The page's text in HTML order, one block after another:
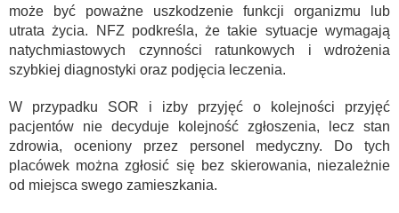
może być poważne uszkodzenie funkcji organizmu lub
utrata życia. NFZ podkreśla, że takie sytuacje wymagają
natychmiastowych czynności ratunkowych i wdrożenia
szybkiej diagnostyki oraz podjęcia leczenia.
W przypadku SOR i izby przyjęć o kolejności przyjęć
pacjentów nie decyduje kolejność zgłoszenia, lecz stan
zdrowia, oceniony przez personel medyczny. Do tych
placówek można zgłosić się bez skierowania, niezależnie
od miejsca swego zamieszkania.